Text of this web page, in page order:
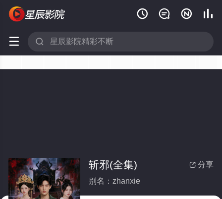
   
 
 分享
斩邪(全集)
别名：zhanxie